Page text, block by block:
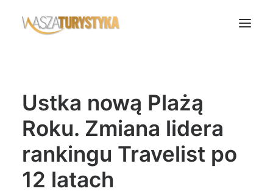
Biura podróży
Transport
Noclegi
Polska
Świat
Ustka nową Plażą
Roku. Zmiana lidera
rankingu Travelist po
12 latach